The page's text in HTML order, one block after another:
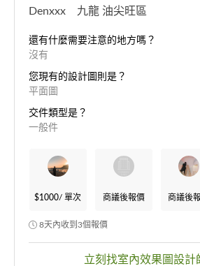
Denxxx 九龍 油尖旺區
還有什麼需要注意的地方嗎？
沒有
您現有的設計圖則是？
平面圖
交件類型是？
一般件
$1000/ 單次 商議後報價 商議後
8天內收到3個報價
立刻找室內效果圖設計